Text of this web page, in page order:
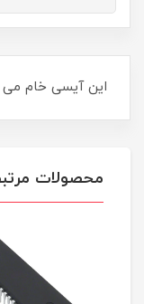
این آیسی خام می
محصولات